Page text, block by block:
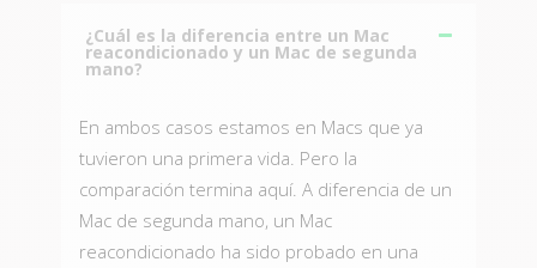
¿Cuál es la diferencia entre un Mac
reacondicionado y un Mac de segunda
mano?
En ambos casos estamos en Macs que ya
tuvieron una primera vida. Pero la
comparación termina aquí. A diferencia de un
Mac de segunda mano, un Mac
reacondicionado ha sido probado en una